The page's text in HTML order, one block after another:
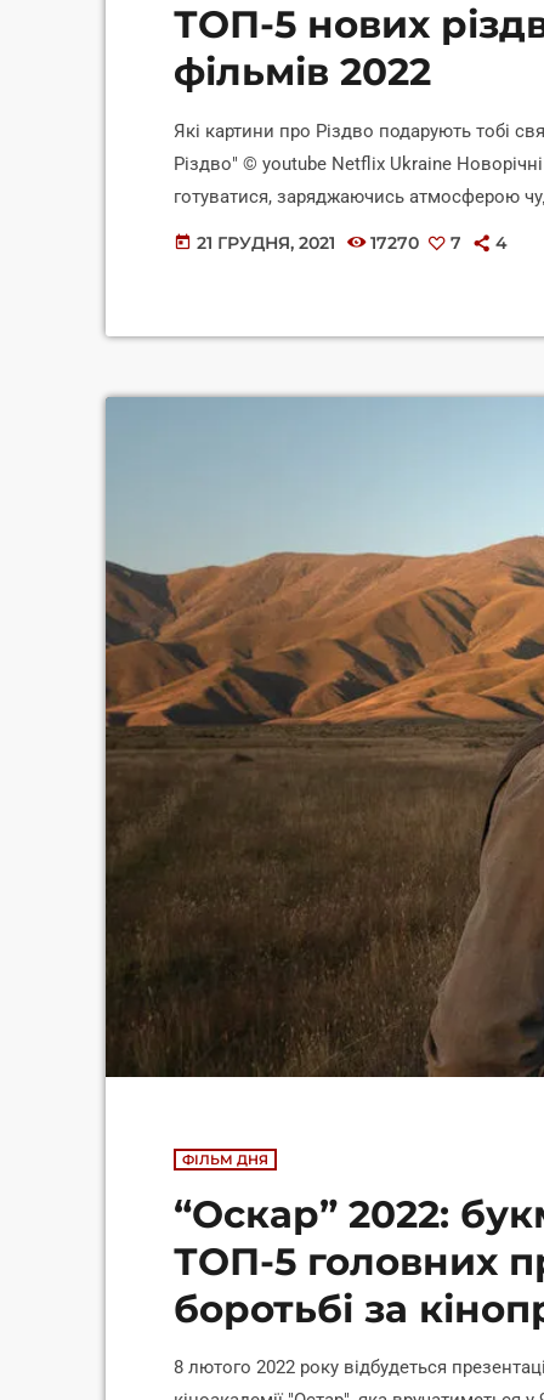
ТОП-5 нових
фільмів 2022
Які картини про Різдво подарують тобі
Різдво" © youtube Netflix Ukraine
готуватися, заряджаючись атмосферою
тобі про нові різдвяні фільми, які варто
today 21 ГРУДНЯ, 2021 17270 7 4
ФІЛЬМ ДНЯ
“Оскар” 2022:
ТОП-5 головних
боротьбі за
8 лютого 2022 року відбудеться